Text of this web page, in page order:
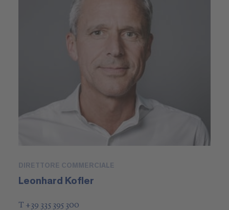
DIRETTORE COMMERCIALE
Leonhard Kofler
T +39 335 395 300